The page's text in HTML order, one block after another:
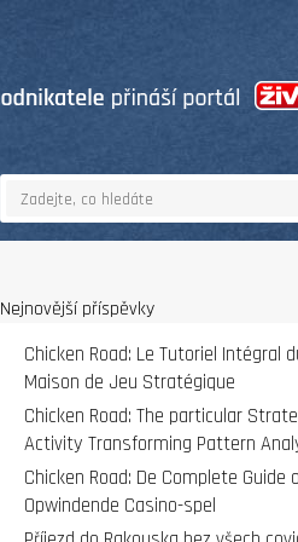
Nejnovější příspěvky
Chicken Road: Le Tutoriel Intégral
Maison de Jeu Stratégique
Chicken Road: The particular
Activity Transforming Pattern
Chicken Road: De Complete Guide
Opwindende Casino-spel